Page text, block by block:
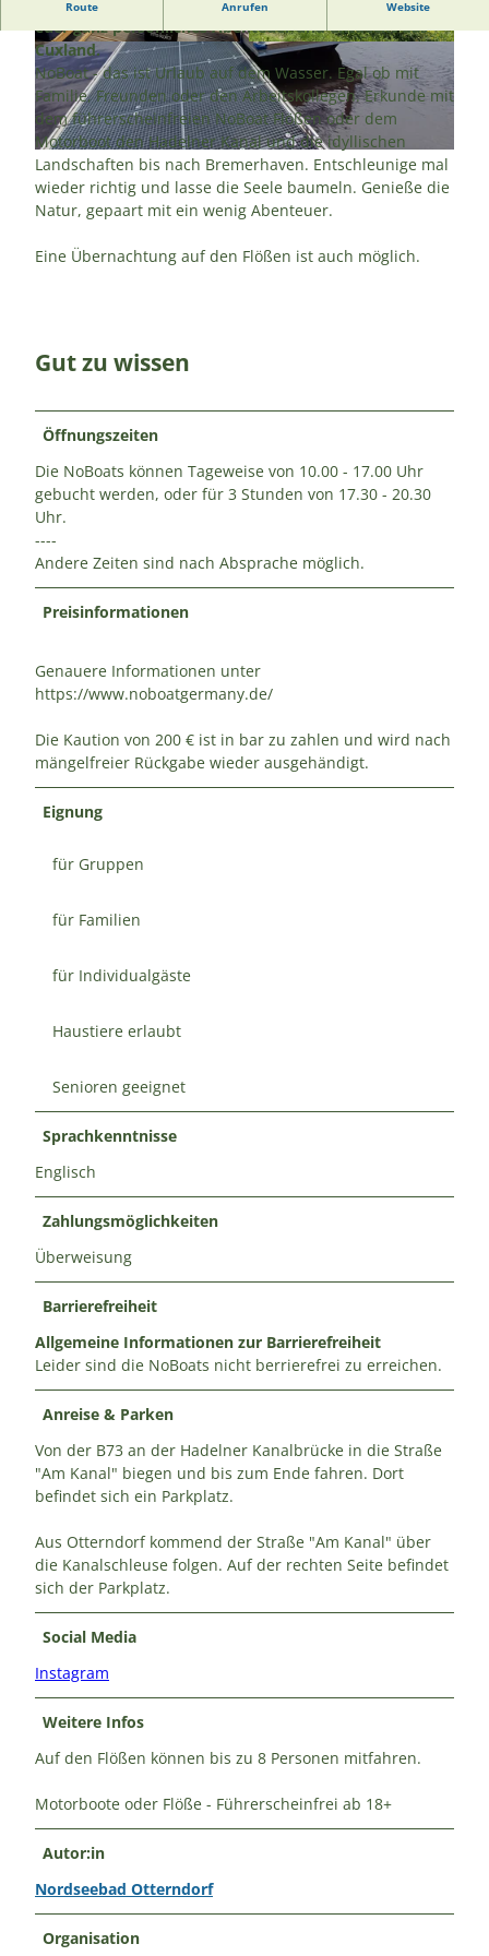
© A. Brüning | KI-optimiert | CC-BY
© A. Brüning | KI-optimiert | © NoBoat Otterndorf | CC-BY-SA
Route Anrufen Website
euer ganz persönliches Abenteuer und entdeckt das
Cuxland.
NoBoat - das ist Urlaub auf dem Wasser. Egal ob mit
Familie, Freunden oder den Arbeitskollegen. Erkunde mit
dem führerscheinfreien NoBoat Flößen oder dem
Motorboot den Hadelner Kanal und die idyllischen
Landschaften bis nach Bremerhaven. Entschleunige mal
wieder richtig und lasse die Seele baumeln. Genieße die
Natur, gepaart mit ein wenig Abenteuer.
Eine Übernachtung auf den Flößen ist auch möglich.
Gut zu wissen
Öffnungszeiten
Die NoBoats können Tageweise von 10.00 - 17.00 Uhr
gebucht werden, oder für 3 Stunden von 17.30 - 20.30
Uhr.
----
Andere Zeiten sind nach Absprache möglich.
Preisinformationen
Genauere Informationen unter
https://www.noboatgermany.de/
Die Kaution von 200 € ist in bar zu zahlen und wird nach
mängelfreier Rückgabe wieder ausgehändigt.
Eignung
für Gruppen
für Familien
für Individualgäste
Haustiere erlaubt
Senioren geeignet
Sprachkenntnisse
Englisch
Zahlungsmöglichkeiten
Überweisung
Barrierefreiheit
Allgemeine Informationen zur Barrierefreiheit
Leider sind die NoBoats nicht berrierefrei zu erreichen.
Anreise & Parken
Von der B73 an der Hadelner Kanalbrücke in die Straße
"Am Kanal" biegen und bis zum Ende fahren. Dort
befindet sich ein Parkplatz.
Aus Otterndorf kommend der Straße "Am Kanal" über
die Kanalschleuse folgen. Auf der rechten Seite befindet
sich der Parkplatz.
Social Media
Instagram
Weitere Infos
Auf den Flößen können bis zu 8 Personen mitfahren.
Motorboote oder Flöße - Führerscheinfrei ab 18+
Autor:in
Nordseebad Otterndorf
Organisation